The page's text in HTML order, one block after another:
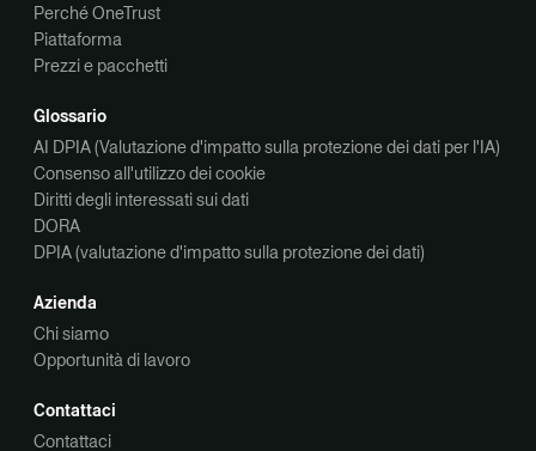
Perché OneTrust
Piattaforma
Prezzi e pacchetti
Glossario
AI DPIA (Valutazione d'impatto sulla protezione dei dati per l'IA)
Consenso all'utilizzo dei cookie
Diritti degli interessati sui dati
DORA
DPIA (valutazione d'impatto sulla protezione dei dati)
Azienda
Chi siamo
Opportunità di lavoro
Contattaci
Contattaci